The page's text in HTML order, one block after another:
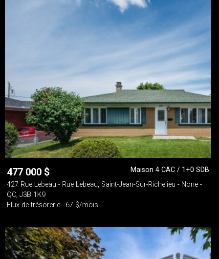
477 000 $
Maison 4 CAC / 1+0 SDB
427 Rue Lebeau - Rue Lebeau, Saint-Jean-Sur-Richelieu - None -
QC, J3B 1K9
Flux de trésorerie: -67 $/mois